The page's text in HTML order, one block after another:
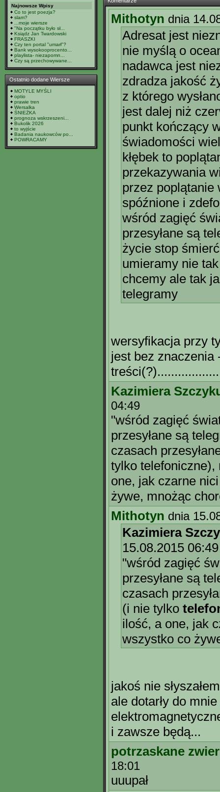
Najnowsze Wpisy
Co to jest poezja?
slam?
...moje wiersze
"Na początku było sł...
Ksiądz Jan Twardowski
FRASZKI
Czy ten portal "umarł"?
Bank wysokooprocento...
playlista- niezapomn...
Czy są przechowywane...
Ostatnio dodane Wiersze
MOTYLE MYŚLI
optio
prawie tren
Wersalka
ŚNIEŻKA
prognoza wskrzeszeni...
Bukolik 2026
to wyjście
Badania naukowców po...
POWRACAMY
Mithotyn dnia
Adresat jest
nie myślą o
nadawca jest
zdradza jakość
z którego
jest dalej niż
punkt kończący
świadomości
kłębek to
przekazywania
przez poplątanie
spóźnione i
wśród zagięć
przesyłane są
życie stop
umieramy nie
chcemy ale tak
telegramy
wersyfikacja przy
jest bez znaczenia
Kazimiera
04:49
"wśród zagięć
przesyłane są
czasach
tylko
one, jak czarne
żywe, mnożąc
Mithotyn dnia
Kazimiera
15.08.2015 06:49
"wśród zagięć
przesyłane są
czasach
(i nie tylko
ilość, a one, jak
wszystko co
jakoś nie
ale dotarły do
i zawsze będą...
potrzaskane
18:01
uuupał